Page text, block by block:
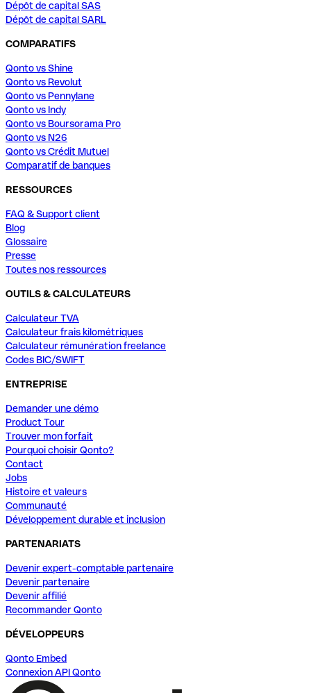
Dépôt de capital SAS
Dépôt de capital SARL
COMPARATIFS
Qonto vs Shine
Qonto vs Revolut
Qonto vs Pennylane
Qonto vs Indy
Qonto vs Boursorama Pro
Qonto vs N26
Qonto vs Crédit Mutuel
Comparatif de banques
RESSOURCES
FAQ & Support client
Blog
Glossaire
Presse
Toutes nos ressources
OUTILS & CALCULATEURS
Calculateur TVA
Calculateur frais kilométriques
Calculateur rémunération freelance
Codes BIC/SWIFT
ENTREPRISE
Demander une démo
Product Tour
Trouver mon forfait
Pourquoi choisir Qonto?
Contact
Jobs
Histoire et valeurs
Communauté
Développement durable et inclusion
PARTENARIATS
Devenir expert-comptable partenaire
Devenir partenaire
Devenir affilié
Recommander Qonto
DÉVELOPPEURS
Qonto Embed
Connexion API Qonto